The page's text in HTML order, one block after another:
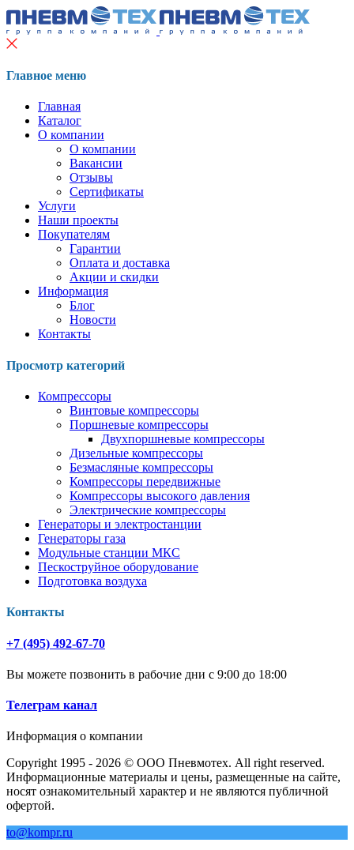
Главное меню
Главная
Каталог
О компании
О компании
Вакансии
Отзывы
Сертификаты
Услуги
Наши проекты
Покупателям
Гарантии
Оплата и доставка
Акции и скидки
Информация
Блог
Новости
Контакты
Просмотр категорий
Компрессоры
Винтовые компрессоры
Поршневые компрессоры
Двухпоршневые компрессоры
Дизельные компрессоры
Безмасляные компрессоры
Компрессоры передвижные
Компрессоры высокого давления
Электрические компрессоры
Генераторы и электростанции
Генераторы газа
Модульные станции МКС
Пескоструйное оборудование
Подготовка воздуха
Контакты
+7 (495) 492-67-70
Вы можете позвонить в рабочие дни с 9:00 до 18:00
Телеграм канал
Информация о компании
Copyright 1995 - 2026 © ООО Пневмотех. All right reserved.
Информационные материалы и цены, размещенные на сайте,
носят ознакомительный характер и не являются публичной
офертой.
to@kompr.ru